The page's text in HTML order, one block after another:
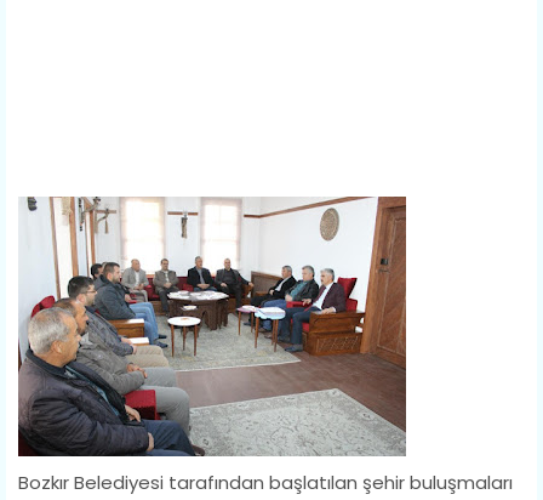
Bozkır Belediyesi tarafından başlatılan şehir buluşmaları